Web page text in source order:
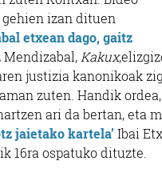
izan dituen
etxean dago, gaitz
Mendizabal, Kakux
justizia kanonikoak
zuten. Handik
ari da bertan, eta
jaietako kartela’ Ibai
16ra ospatuko dituzte.